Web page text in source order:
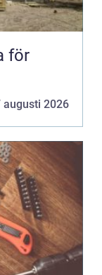
för
augusti 2026